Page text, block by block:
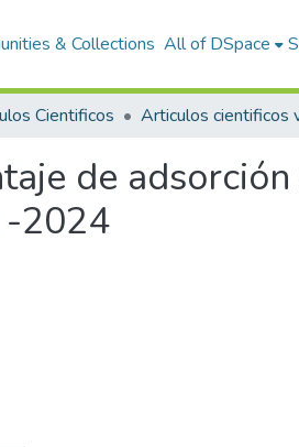
& Collections All of DSpace
Cientificos
de
2024